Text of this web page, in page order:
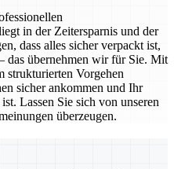
in der Zeitersparnis und der
dass alles sicher verpackt ist,
das übernehmen wir für Sie. Mit
strukturierten Vorgehen
sicher ankommen und Ihr
Lassen Sie sich von unseren
überzeugen.